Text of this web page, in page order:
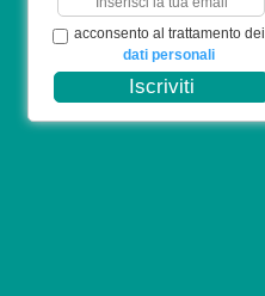
acconsento al trattamento dei
dati personali